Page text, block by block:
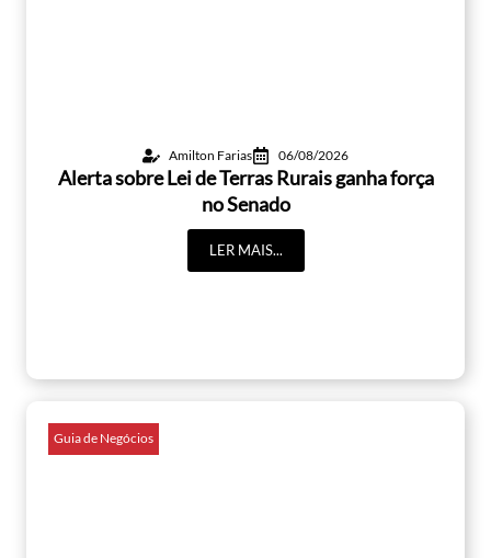
Amilton Farias 06/08/2026
Alerta sobre Lei de Terras Rurais ganha força
no Senado
LER MAIS...
Guia de Negócios